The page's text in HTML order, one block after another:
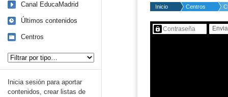
Canal EducaMadrid
Últimos contenidos
Centros
Inicia sesión para aportar
contenidos, crear listas de
Inicio Centros
Contenido protegido…